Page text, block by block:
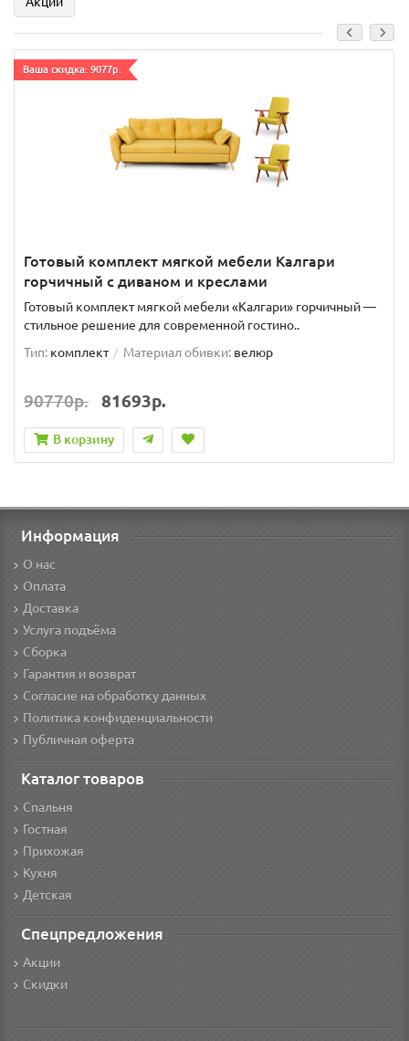
Ваша скидка: 9077р.
Готовый комплект мягкой мебели Калгари
горчичный с диваном и креслами
Готовый комплект мягкой мебели «Калгари» горчичный —
стильное решение для современной гостино..
Тип: комплект Материал обивки: велюр
90770р. 81693р.
В корзину
Информация
О нас
Оплата
Доставка
Услуга подъёма
Сборка
Гарантия и возврат
Согласие на обработку данных
Политика конфиденциальности
Публичная оферта
Каталог товаров
Спальня
Гостная
Прихожая
Кухня
Детская
Спецпредложения
Акции
Скидки